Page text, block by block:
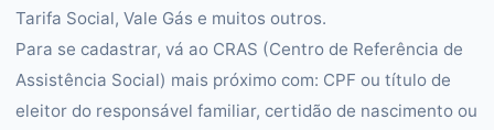
Tarifa Social, Vale Gás e muitos outros.
Para se cadastrar, vá ao CRAS (Centro de Referência de
Assistência Social) mais próximo com: CPF ou título de
eleitor do responsável familiar, certidão de nascimento ou